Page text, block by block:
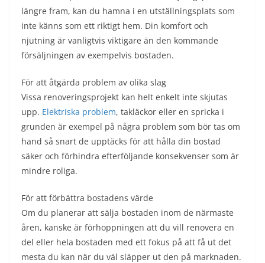
längre fram, kan du hamna i en utställningsplats som
inte känns som ett riktigt hem. Din komfort och
njutning är vanligtvis viktigare än den kommande
försäljningen av exempelvis bostaden.
För att åtgärda problem av olika slag
Vissa renoveringsprojekt kan helt enkelt inte skjutas
upp. Elektriska problem, takläckor eller en spricka i
grunden är exempel på några problem som bör tas om
hand så snart de upptäcks för att hålla din bostad
säker och förhindra efterföljande konsekvenser som är
mindre roliga.
För att förbättra bostadens värde
Om du planerar att sälja bostaden inom de närmaste
åren, kanske är förhoppningen att du vill renovera en
del eller hela bostaden med ett fokus på att få ut det
mesta du kan när du väl släpper ut den på marknaden.